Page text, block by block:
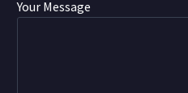
Your Message